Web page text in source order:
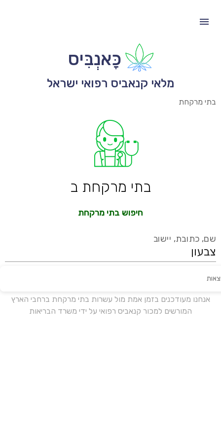
כָּאנְבִּיס
מלאי קנאביס רפואי ישראל
בתי מרקחת
בתי מרקחת ב
חיפוש בתי מרקחת
שם, כתובת, יישוב
אנחנו מעודכנים בזמן אמת מול עשרות בתי מרקחת ברחבי הארץ
המורשים למכור קנאביס רפואי על ידי משרד הבריאות